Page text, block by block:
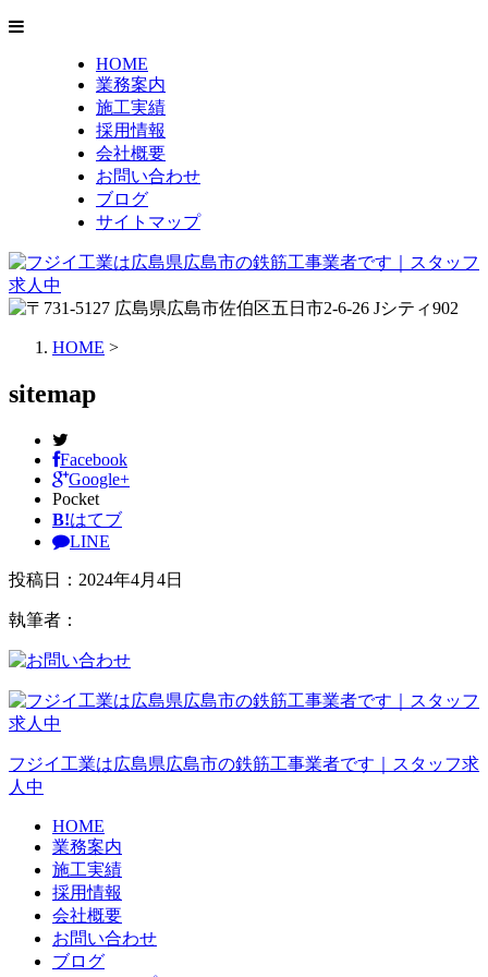
HOME
業務案内
施工実績
採用情報
会社概要
お問い合わせ
ブログ
サイトマップ
HOME >
sitemap
Facebook
Google+
Pocket
B!はてブ
LINE
投稿日： 2024年4月4日
執筆者：
フジイ工業は広島県広島市の鉄筋工事業者です｜スタッフ求
人中
HOME
業務案内
施工実績
採用情報
会社概要
お問い合わせ
ブログ